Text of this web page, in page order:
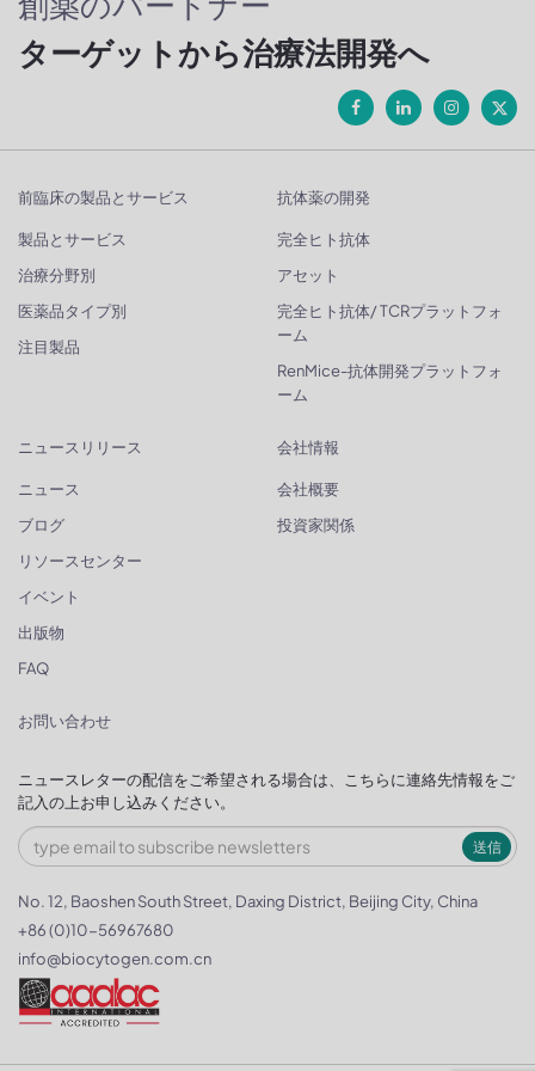
ターゲットから治療法開発へ
前臨床の製品とサービス
製品とサービス
治療分野別
医薬品タイプ別
注目製品
抗体薬の開発
完全ヒト抗体
アセット
完全ヒト抗体/ TCRプラットフォ
ーム
RenMice-抗体開発プラットフォ
ーム
ニュースリリース
ニュース
ブログ
リソースセンター
イベント
出版物
FAQ
会社情報
会社概要
投資家関係
お問い合わせ
ニュースレターの配信をご希望される場合は、こちらに連絡先情報をご
記入の上お申し込みください。
送信
No. 12, Baoshen South Street, Daxing District, Beijing City, China
+86 (0)10-56967680
info@biocytogen.com.cn